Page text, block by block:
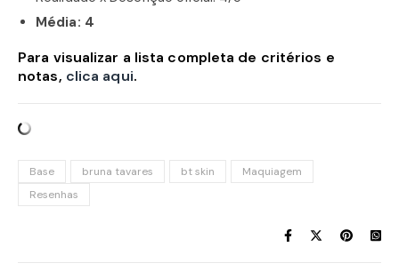
Média: 4
Para visualizar a lista completa de critérios e
notas, clica aqui.
Base bruna tavares bt skin
Maquiagem
Resenhas